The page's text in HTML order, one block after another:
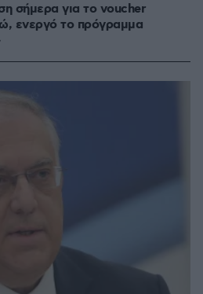
σήμερα για το voucher
ενεργό το πρόγραμμα